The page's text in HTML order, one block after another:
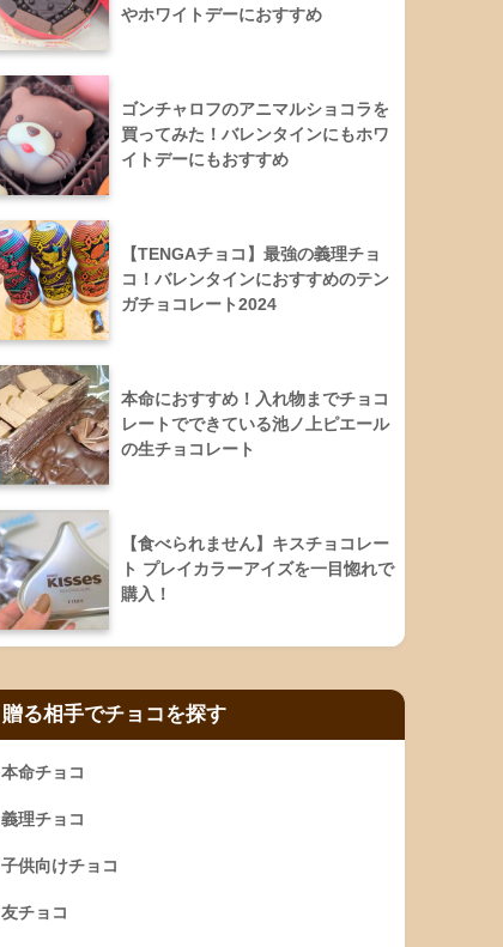
やホワイトデーにおすすめ
ゴンチャロフのアニマルショコラを
買ってみた！バレンタインにもホワ
イトデーにもおすすめ
【TENGAチョコ】最強の義理チョ
コ！バレンタインにおすすめのテン
ガチョコレート2024
本命におすすめ！入れ物までチョコ
レートでできている池ノ上ピエール
の生チョコレート
【食べられません】キスチョコレー
ト プレイカラーアイズを一目惚れで
購入！
贈る相手でチョコを探す
本命チョコ
義理チョコ
子供向けチョコ
友チョコ